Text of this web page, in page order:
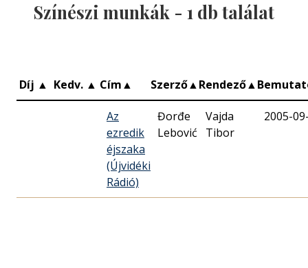
Színészi munkák - 1 db találat
Díj ▲ Kedv. ▲ Cím▲ Szerző▲Rendező▲
Az
ezredik
éjszaka
(Újvidéki
Rádió)
Đorđe
Lebović
Vajda
Tibor
2005-